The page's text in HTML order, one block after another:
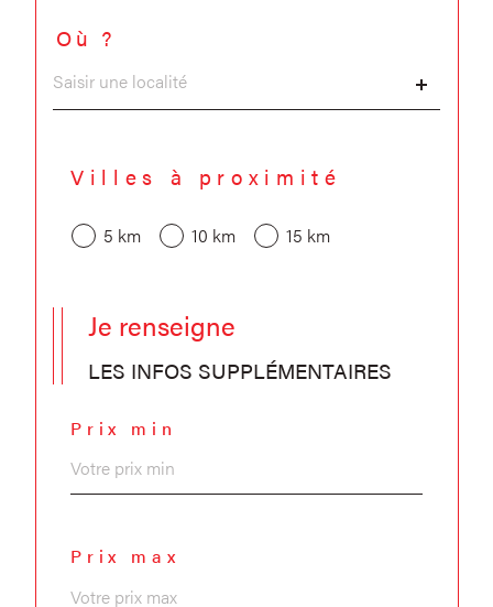
Où ?
Villes à proximité
5 km 10 km 15 km
Je renseigne
LES INFOS SUPPLÉMENTAIRES
Prix min
Prix max